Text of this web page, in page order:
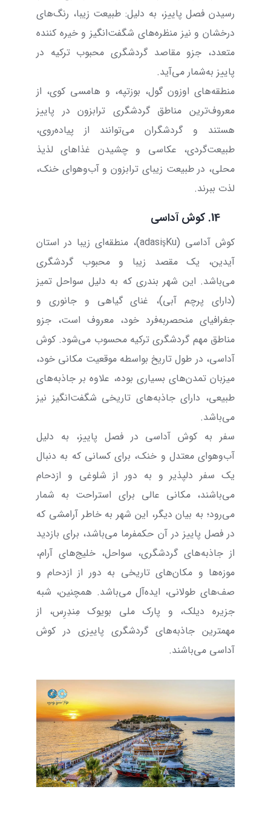
رسیدن فصل پاییز، به دلیل: طبیعت زیبا، رنگ‌های
درخشان و نیز منظره‌های شگفت‌انگیز و خیره کننده
متعدد، جزو مقاصد گردشگری محبوب ترکیه در
پاییز به‌شمار می‌آید.
منطقه‌های اوزون گول، بوزتپه، و هامسی کوی، از
معروف‌ترین مناطق گردشگری ترابزون در پاییز
هستند و گردشگران می‌توانند از پیاده‌روی،
طبیعت‌گردی، عکاسی و چشیدن غذاهای لذیذ
محلی، در طبیعت زیبای ترابزون و آب‌و‌هوای خنک،
لذت ببرند.
14. کوش آداسی
کوش آداسی (
Ku
ş
adasi)، منطقه‌ای زیبا در استان
آیدین، یک مقصد زیبا و محبوب گردشگری
می‌باشد. این شهر بندری که به دلیل سواحل تمیز
(دارای پرچم آبی)، غنای گیاهی و جانوری و
جغرافیای منحصر‌به‌فرد خود، معروف است، جزو
مناطق مهم گردشگری ترکیه محسوب می‌شود. کوش
آداسی، در طول تاریخ بواسطه موقعیت مکانی خود،
میزبان تمدن‌های بسیاری بوده، علاوه بر جاذبه‌های
طبیعی، دارای جاذبه‌های تاریخی شگفت‌انگیز نیز
می‌باشد.
سفر به کوش آداسی در فصل پاییز، به دلیل
آب‌و‌هوای معتدل و خنک، برای کسانی که به دنبال
یک سفر دلپذیر و به دور از شلوغی و ازدحام
می‌باشند، مکانی عالی برای استراحت به شمار
می‌رود؛ به بیان دیگر، این شهر به خاطر آرامشی که
در فصل پاییز در آن حکمفرما می‌باشد، برای بازدید
از جاذبه‌های گردشگری، سواحل، خلیج‌های آرام،
موزه‌ها و مکان‌های تاریخی به دور از ازدحام و
صف‌های طولانی، ایده‌آل می‌باشد. همچنین، شبه
جزیره دیلک، و پارک ملی بویوک مِندِرِس، از
مهمترین جاذبه‌های گردشگری پاییزی در کوش
آداسی می‌باشند.